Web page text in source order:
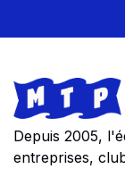
Footer
Store information
Depuis 2005,
entreprises,